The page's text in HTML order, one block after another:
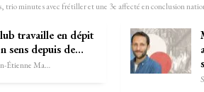
trio minutes avec frétiller et une 3e affecté en conclusion
travaille en dépit
sens depuis de…
Sébastien-Étienne Marechal